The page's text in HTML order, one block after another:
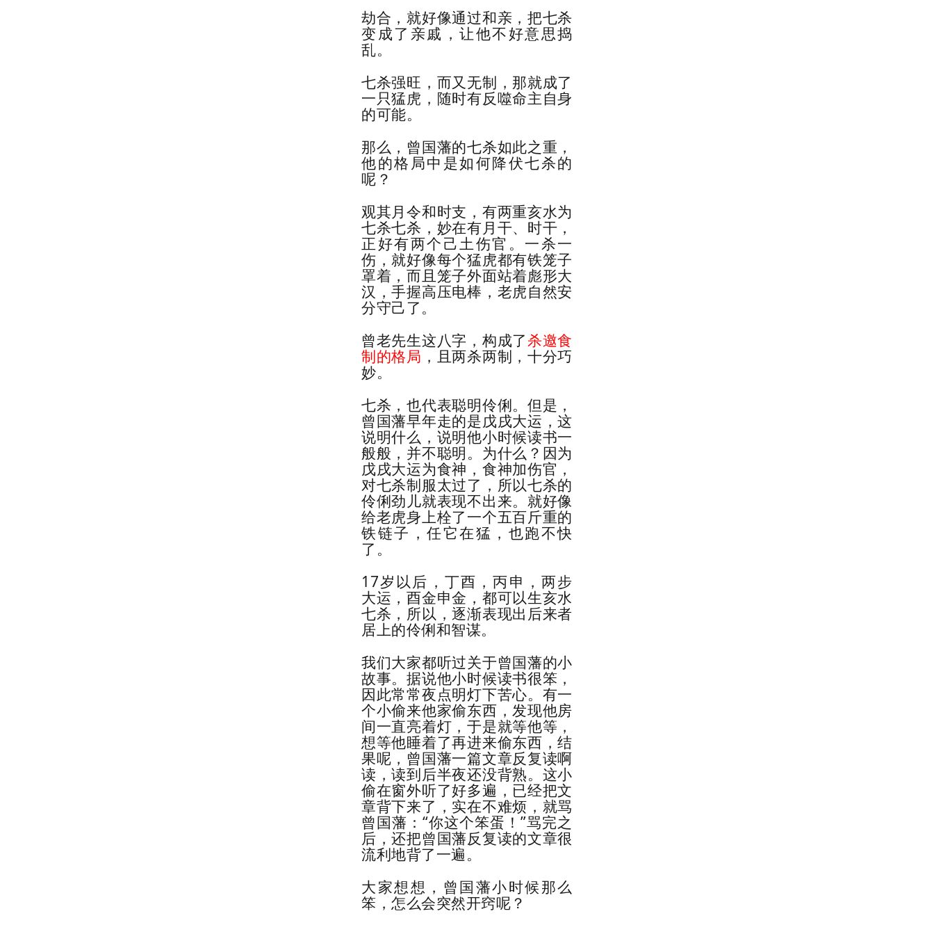
劫合，就好像通过和亲，把七杀
变成了亲戚，让他不好意思捣
乱。
七杀强旺，而又无制，那就成了
一只猛虎，随时有反噬命主自身
的可能。
那么，曾国藩的七杀如此之重，
他的格局中是如何降伏七杀的
呢？
观其月令和时支，有两重亥水为
七杀七杀，妙在有月干、时干，
正好有两个己土伤官。一杀一
伤，就好像每个猛虎都有铁笼子
罩着，而且笼子外面站着彪形大
汉，手握高压电棒，老虎自然安
分守己了。
曾老先生这八字，构成了杀邀食
制的格局 ，且两杀两制，十分巧
妙。
七杀，也代表聪明伶俐。但是，
曾国藩早年走的是戊戌大运，这
说明什么，说明他小时候读书一
般般，并不聪明。为什么？因为
戊戌大运为食神，食神加伤官，
对七杀制服太过了，所以七杀的
伶俐劲儿就表现不出来。就好像
给老虎身上栓了一个五百斤重的
铁链子，任它在猛，也跑不快
了。
17岁以后，丁酉，丙申，两步
大运，酉金申金，都可以生亥水
七杀，所以，逐渐表现出后来者
居上的伶俐和智谋。
我们大家都听过关于曾国藩的小
故事。据说他小时候读书很笨，
因此常常夜点明灯下苦心。有一
个小偷来他家偷东西，发现他房
间一直亮着灯，于是就等他等，
想等他睡着了再进来偷东西，结
果呢，曾国藩一篇文章反复读啊
读，读到后半夜还没背熟。这小
偷在窗外听了好多遍，已经把文
章背下来了，实在不难烦，就骂
曾国藩：“你这个笨蛋！”骂完之
后，还把曾国藩反复读的文章很
流利地背了一遍。
大家想想，曾国藩小时候那么
笨，怎么会突然开窍呢？